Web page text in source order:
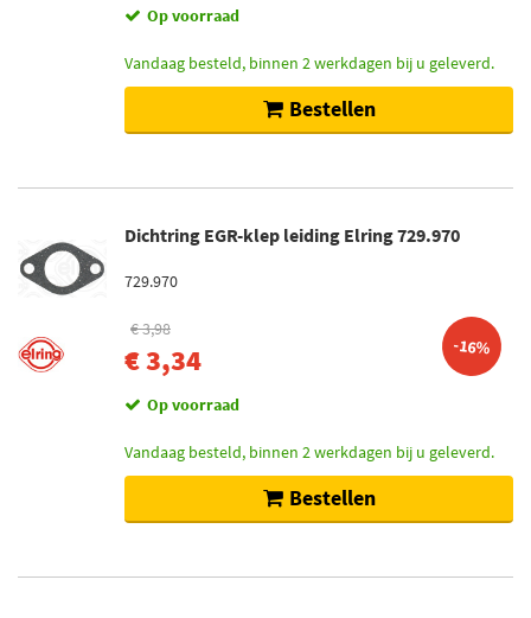
Op voorraad
Vandaag besteld, binnen 2 werkdagen bij u geleverd.
Bestellen
Dichtring EGR-klep leiding Elring 729.970
729.970
€ 3,98
€ 3,34 -16%
Op voorraad
Vandaag besteld, binnen 2 werkdagen bij u geleverd.
Bestellen